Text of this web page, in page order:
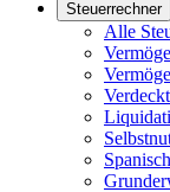
Steuerrechner
Alle